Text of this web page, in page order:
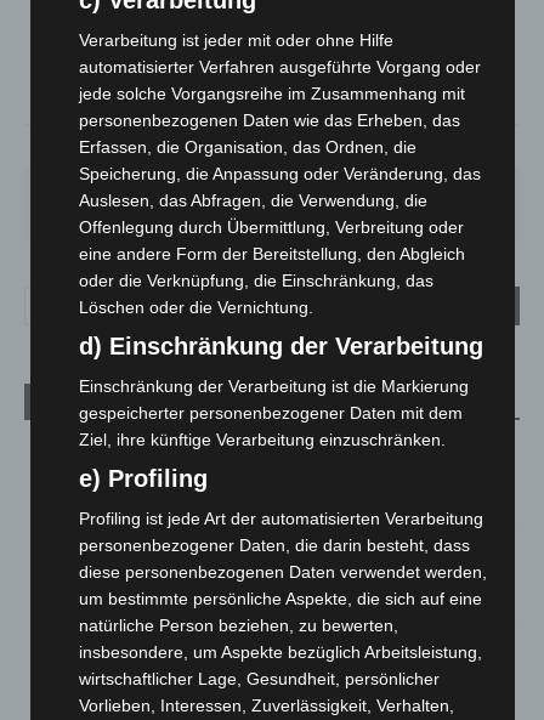
16.5°C
15.6°
78% 1.3m/s 94%
27° 33° 28° 22° 13
Aktuelle Beiträge
Niedersachsen: Feuerwehrkräfte kehren nach
Waldbrandeinsatz aus Spanien zurück
Hannover: Erste Tigermücken-Population in Niedersachsen
entdeckt
7. August 2026
Brand im „Haus der Begegnung“ in Neuwarmbüchen schnell
eingedämmt
6. August 2026
Verarbeitung ist jeder mit oder ohne Hilfe
automatisierter Verfahren ausgeführte Vorgang oder
jede solche Vorgangsreihe im Zusammenhang mit
personenbezogenen Daten wie das Erheben, das
Erfassen, die Organisation, das Ordnen, die
Speicherung, die Anpassung oder Veränderung, das
Auslesen, das Abfragen, die Verwendung, die
Offenlegung durch Übermittlung, Verbreitung oder
eine andere Form der Bereitstellung, den Abgleich
oder die Verknüpfung, die Einschränkung, das
Löschen oder die Vernichtung.
d) Einschränkung der Verarbeitung
Einschränkung der Verarbeitung ist die Markierung
gespeicherter personenbezogener Daten mit dem
Ziel, ihre künftige Verarbeitung einzuschränken.
e) Profiling
Profiling ist jede Art der automatisierten Verarbeitung
personenbezogener Daten, die darin besteht, dass
diese personenbezogenen Daten verwendet werden,
um bestimmte persönliche Aspekte, die sich auf eine
natürliche Person beziehen, zu bewerten,
insbesondere, um Aspekte bezüglich Arbeitsleistung,
wirtschaftlicher Lage, Gesundheit, persönlicher
Vorlieben, Interessen, Zuverlässigkeit, Verhalten,